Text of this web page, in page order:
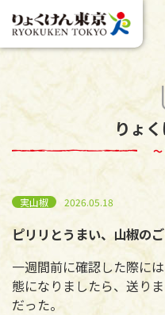
りょ
～
実山椒 2026.05.18
ピリリとうまい、山椒のご
一週間前に確認した際に
態になりましたら、送り
だった。